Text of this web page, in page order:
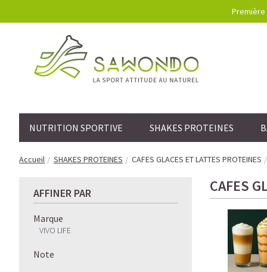
Première
NUTRITION SPORTIVE SHAKES PROTEINES
Accueil SHAKES PROTEINES CAFES GLACES ET LATTES PROTEINES
AFFINER PAR
Marque
VIVO LIFE
Note
CAFES